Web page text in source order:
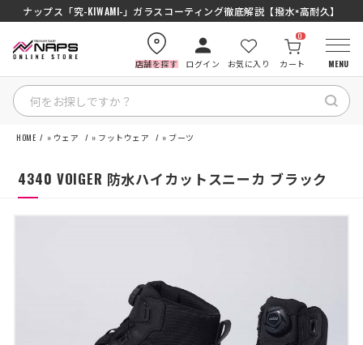
ナップス「究-KIWAMI-」ガラスコーティング徹底解説【撥水×高耐久】
店舗を探す ログイン お気に入り カート
0
MENU
ナップスメンバーズ
HOME » ウェア » フットウェア » ブーツ
4340 VOIGER 防水ハイカットスニーカ ブラック